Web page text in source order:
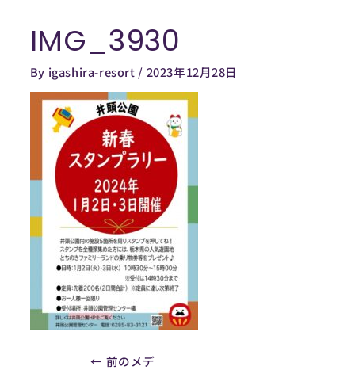
IMG_3930
By igashira-resort / 2023年12月28日
Post
navigation
← 前のメデ